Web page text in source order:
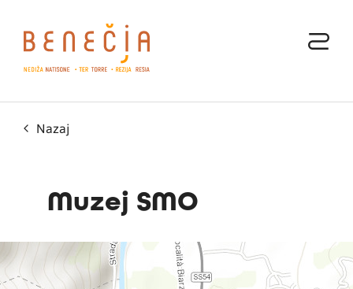
Nazaj
Muzej SMO